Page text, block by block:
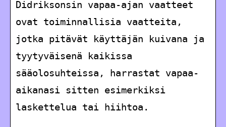
Didriksonsin vapaa-ajan vaatteet
ovat toiminnallisia vaatteita,
jotka pitävät käyttäjän kuivana ja
tyytyväisenä kaikissa
sääolosuhteissa, harrastat vapaa-
aikanasi sitten esimerkiksi
laskettelua tai hiihtoa.